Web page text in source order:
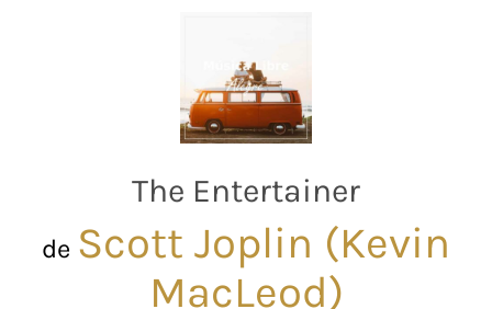
The Entertainer
de Scott Joplin (Kevin
MacLeod)